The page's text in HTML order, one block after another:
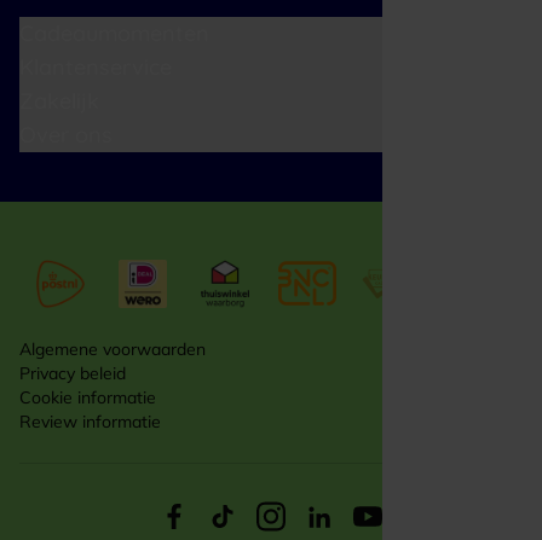
Algemene voorwaarden
Privacy beleid
Cookie informatie
Review informatie